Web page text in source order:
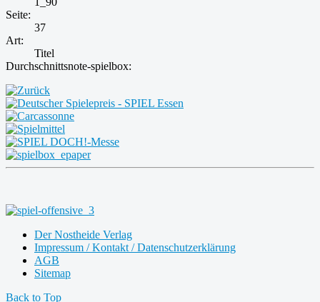
Seite:
37
Art:
Titel
Durchschnittsnote-spielbox:
Der Nostheide Verlag
Impressum / Kontakt / Datenschutzerklärung
AGB
Sitemap
Back to Top